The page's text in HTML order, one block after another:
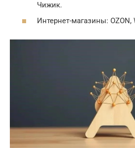
Чижик.
Интернет-магазины: OZON,